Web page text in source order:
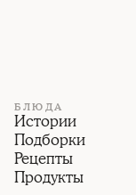
БЛЮДА
Истории
Подборки
Рецепты
Продукты